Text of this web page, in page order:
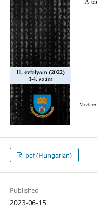
pdf (Hungarian)
Published
2023-06-15